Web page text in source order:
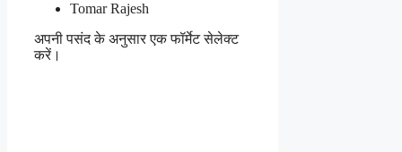
Tomar Rajesh
अपनी पसंद के अनुसार एक फॉर्मेट सेलेक्ट
करें।